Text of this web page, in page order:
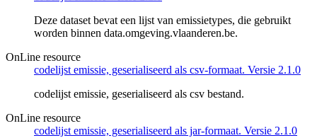
Deze dataset bevat een lijst van emissietypes, die gebruikt
worden binnen data.omgeving.vlaanderen.be.
OnLine resource
codelijst emissie, geserialiseerd als csv-formaat. Versie 2.1.0
codelijst emissie, geserialiseerd als csv bestand.
OnLine resource
codelijst emissie, geserialiseerd als jar-formaat. Versie 2.1.0